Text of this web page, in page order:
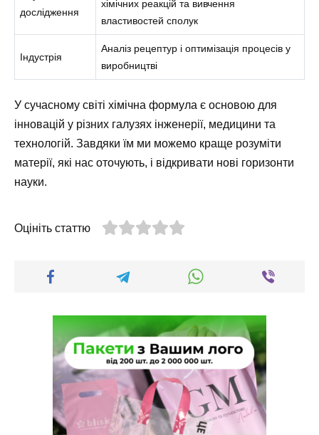
дослідження
хімічних реакцій та вивчення
властивостей сполук
Індустрія
Аналіз рецептур і оптимізація процесів у
виробництві
У сучасному світі хімічна формула є основою для
інновацій у різних галузях інженерії, медицини та
технологій. Завдяки їм ми можемо краще розуміти
матерії, які нас оточують, і відкривати нові горизонти
науки.
Оцініть статтю